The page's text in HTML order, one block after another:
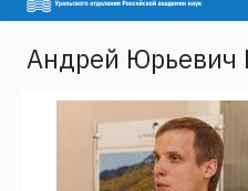
Андрей Юрьевич